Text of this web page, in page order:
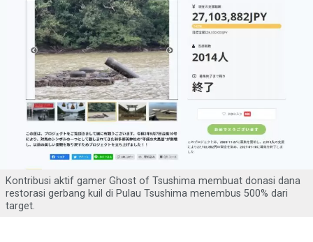
Kontribusi aktif gamer Ghost of Tsushima membuat donasi dana
restorasi gerbang kuil di Pulau Tsushima menembus 500% dari
target.